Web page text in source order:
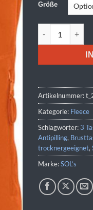
Größe
Artikelnummer:
Kategorie: Fleece
Schlagwörter: 3
Antipilling,
trocknergeeignet,
Marke:SOL’s